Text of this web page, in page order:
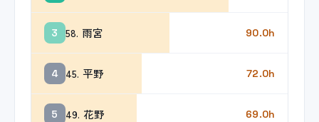
3 58. 雨宮 90.0h
4 45. 平野 72.0h
5 49. 花野 69.0h